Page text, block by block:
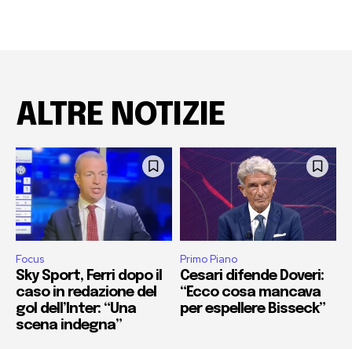
ALTRE NOTIZIE
Focus
Sky Sport, Ferri dopo il
caso in redazione del
gol dell’Inter: “Una
scena indegna”
Primo Piano
Cesari difende Doveri:
“Ecco cosa mancava
per espellere Bisseck”